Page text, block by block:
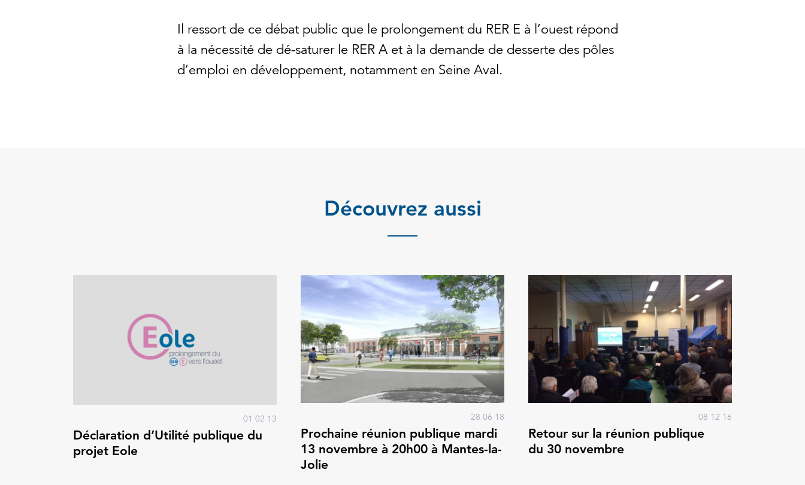
Il ressort de ce débat public que le prolongement du RER E à l’ouest répond
à la nécessité de dé-saturer le RER A et à la demande de desserte des pôles
d’emploi en développement, notamment en Seine Aval.
Découvrez aussi
01 02 13
Déclaration d’Utilité publique du
projet Eole
28 06 18
Prochaine réunion publique mardi
13 novembre à 20h00 à Mantes-la-
Jolie
08 12 16
Retour sur la réunion publique
du 30 novembre